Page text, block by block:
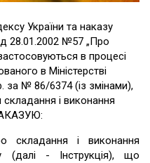
України та наказу
28.01.2002 №57 „Про
в процесі
в Міністерстві
за № 86/6374 (із змінами),
і виконання
складання і виконання
(далі - Інструкція), що